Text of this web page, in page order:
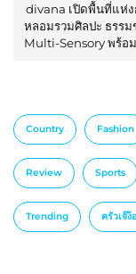
divana เปิดพื้นที่แห่ง
หลอมรวมศิลปะ ธรร
Multi-Sensory พร้อ
Country Fashion
Review Sports
Trending ครัวเจ๊